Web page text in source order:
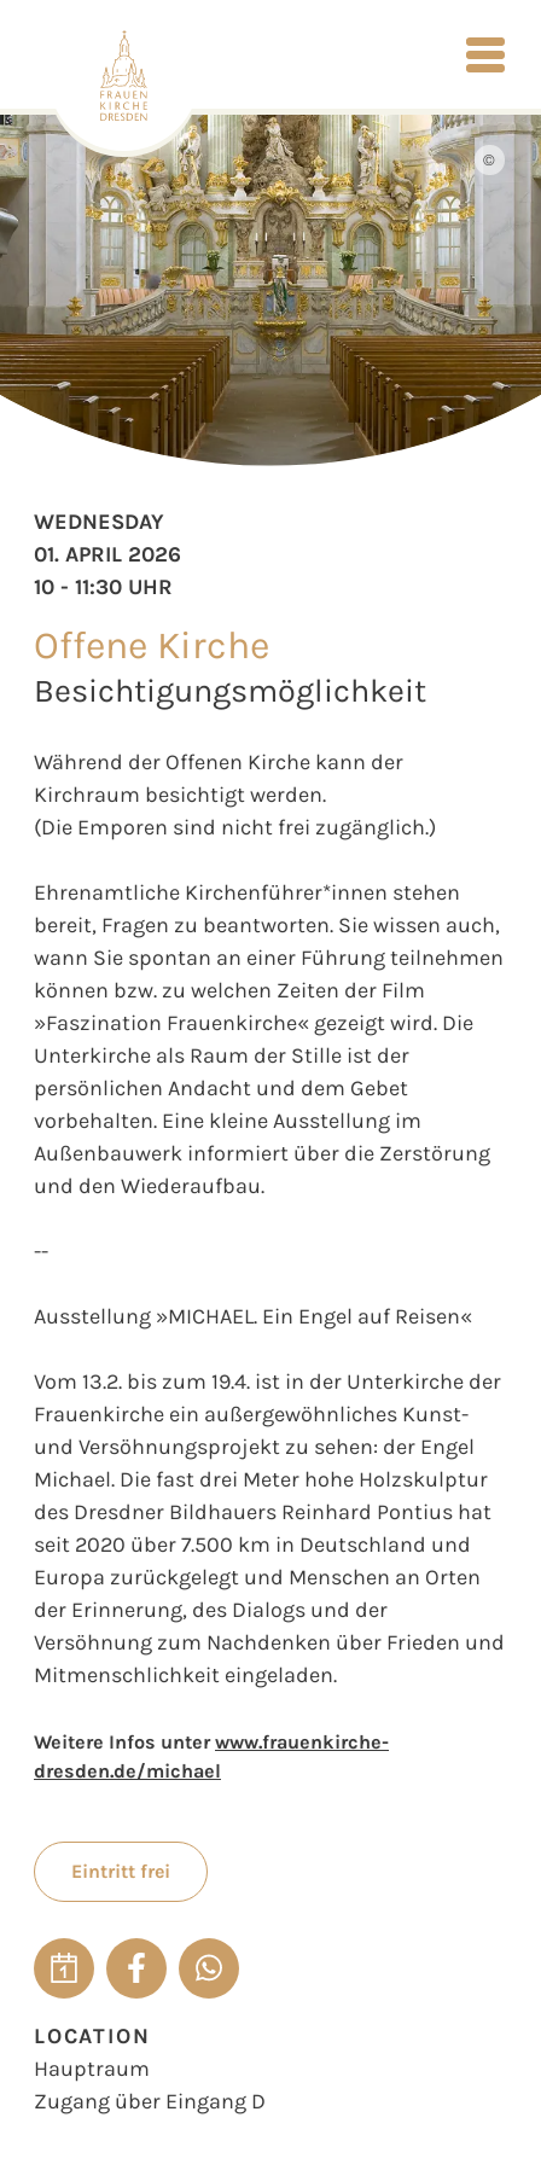
©
Offene Kirche
Besichtigungsmöglichkeit
Während der Offenen Kirche kann der
Kirchraum besichtigt werden.
(Die Emporen sind nicht frei zugänglich.)
Ehrenamtliche Kirchenführer*innen stehen
bereit, Fragen zu beantworten. Sie wissen auch,
wann Sie spontan an einer Führung teilnehmen
können bzw. zu welchen Zeiten der Film
»Faszination Frauenkirche« gezeigt wird. Die
Unterkirche als Raum der Stille ist der
persönlichen Andacht und dem Gebet
vorbehalten. Eine kleine Ausstellung im
Außenbauwerk informiert über die Zerstörung
und den Wiederaufbau.
--
Ausstellung »MICHAEL. Ein Engel auf Reisen«
Vom 13.2. bis zum 19.4. ist in der Unterkirche der
Frauenkirche ein außergewöhnliches Kunst-
und Versöhnungsprojekt zu sehen: der Engel
Michael. Die fast drei Meter hohe Holzskulptur
des Dresdner Bildhauers Reinhard Pontius hat
seit 2020 über 7.500 km in Deutschland und
Europa zurückgelegt und Menschen an Orten
der Erinnerung, des Dialogs und der
Versöhnung zum Nachdenken über Frieden und
Mitmenschlichkeit eingeladen.
Weitere Infos unterwww.frauenkirche-
dresden.de/michael
Eintritt frei
WEDNESDAY
01. APRIL 2026
10 - 11:30 UHR
LOCATION
Hauptraum
Zugang über Eingang D